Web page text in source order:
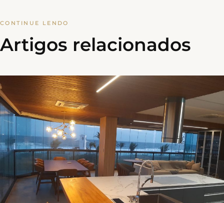
CONTINUE LENDO
Artigos relacionados